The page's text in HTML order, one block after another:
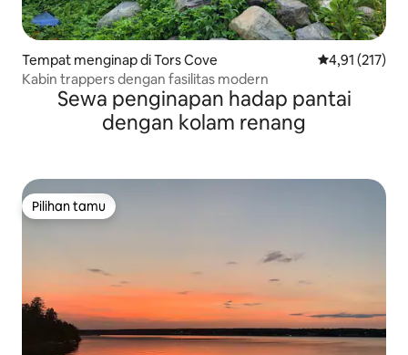
Tempat menginap di Tors Cove Nilai rata-rata
4,91 (217)
Kabin trappers dengan fasilitas modern
Sewa penginapan hadap pantai
dengan kolam renang
Pilihan tamu
Pilihan tamu